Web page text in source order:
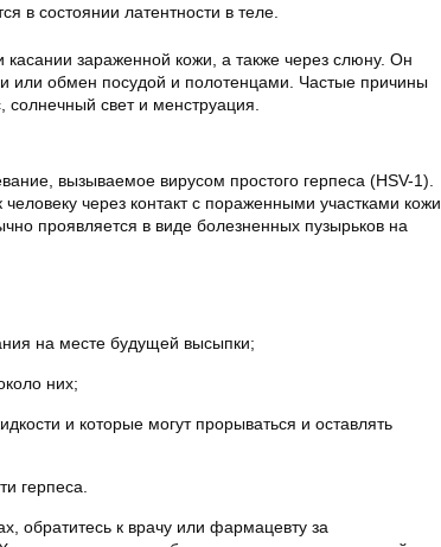
в состоянии латентности в теле.
касании зараженной кожи, а также через слюну. Он
или обмен посудой и полотенцами. Частые причины
солнечный свет и менструация.
вызываемое вирусом простого герпеса (HSV-1).
через контакт с пораженными участками кожи
проявляется в виде болезненных пузырьков на
на месте будущей высыпки;
них;
и которые могут прорываться и оставлять
герпеса.
обратитесь к врачу или фармацевту за